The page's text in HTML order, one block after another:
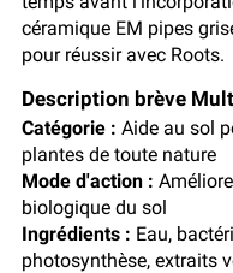
céramique EM pipes
pour réussir avec Roots.
Description brève
Catégorie : Aide au sol
plantes de toute nature
Mode d'action :
biologique du sol
Ingrédients : Eau,
photosynthèse, extraits